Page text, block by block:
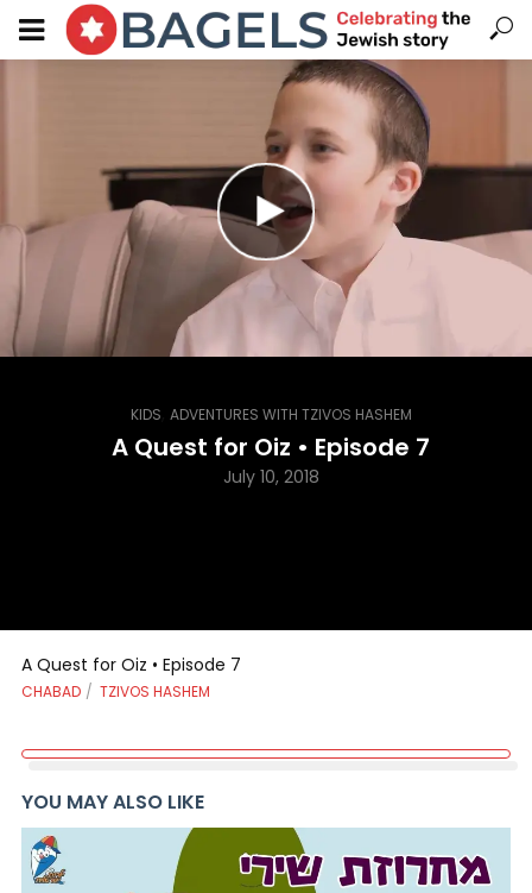
KIDS ADVENTURES WITH TZIVOS HASHEM
A Quest for Oiz • Episode 7
July 10, 2018
A Quest for Oiz • Episode 7
CHABAD TZIVOS HASHEM
YOU MAY ALSO LIKE